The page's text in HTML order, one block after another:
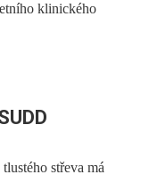
klinického
střeva má